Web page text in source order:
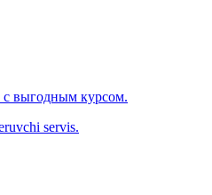
выгодным курсом.
servis.